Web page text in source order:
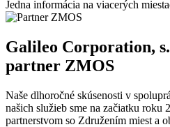
Jedna informácia na viacerých
Galileo Corporation,
partner ZMOS
Naše dlhoročné skúsenosti v
našich služieb sme na začiatku
partnerstvom so Združením miest a